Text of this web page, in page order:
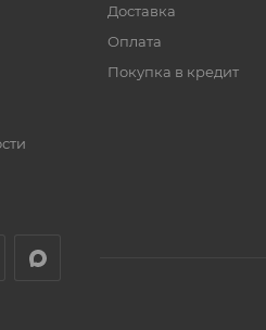
Доставка
Оплата
Покупка в кредит